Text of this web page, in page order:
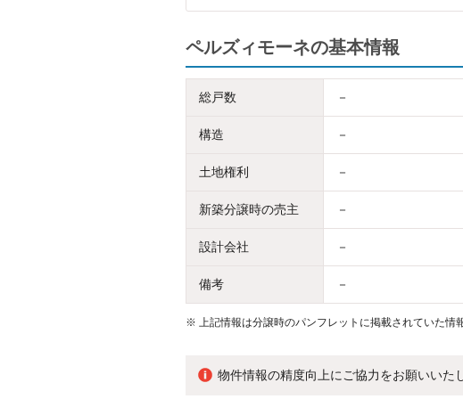
ペルズィモーネの基本情報
総戸数 －
構造 －
土地権利 －
新築分譲時の売主 －
設計会社 －
備考 －
※ 上記情報は分譲時のパンフレットに掲載されていた情
物件情報の精度向上にご協力をお願いいた